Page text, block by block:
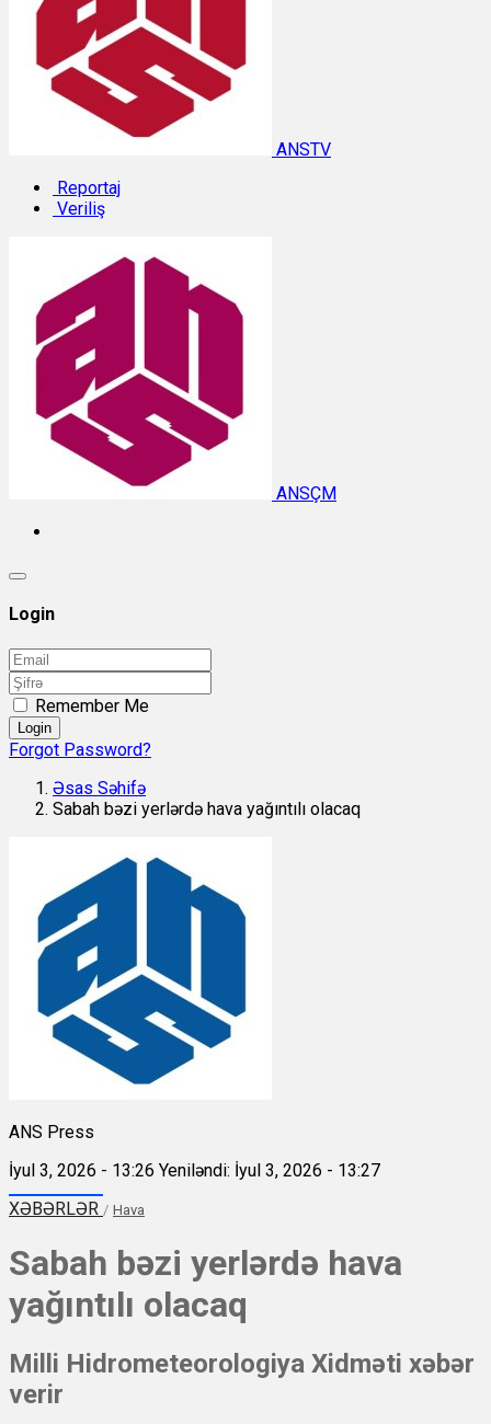
ANSTV
Reportaj
Veriliş
ANSÇM
Login
Remember Me
Login
Forgot Password?
Əsas Səhifə
Sabah bəzi yerlərdə hava yağıntılı olacaq
ANS Press
İyul 3, 2026 - 13:26 Yeniləndi: İyul 3, 2026 - 13:27
XƏBƏRLƏR / Hava
Sabah bəzi yerlərdə hava
yağıntılı olacaq
Milli Hidrometeorologiya Xidməti xəbər
verir